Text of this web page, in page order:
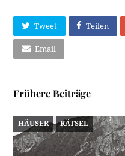
Tweet Teilen
Email
Frühere Beiträge
HÄUSER RÄTSEL